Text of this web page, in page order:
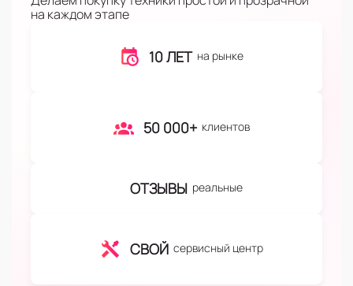
на каждом этапе
10 ЛЕТ на рынке
50 000+ клиентов
ОТЗЫВЫ реальные
СВОЙ сервисный центр